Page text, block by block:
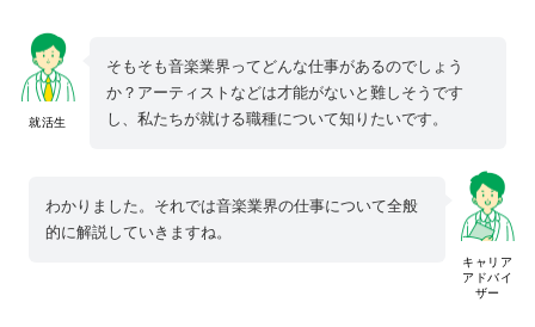
就活生
そもそも音楽業界ってどんな仕事があるのでしょう
か？アーティストなどは才能がないと難しそうです
し、私たちが就ける職種について知りたいです。
キャリア
アドバイ
ザー
わかりました。それでは音楽業界の仕事について全般
的に解説していきますね。